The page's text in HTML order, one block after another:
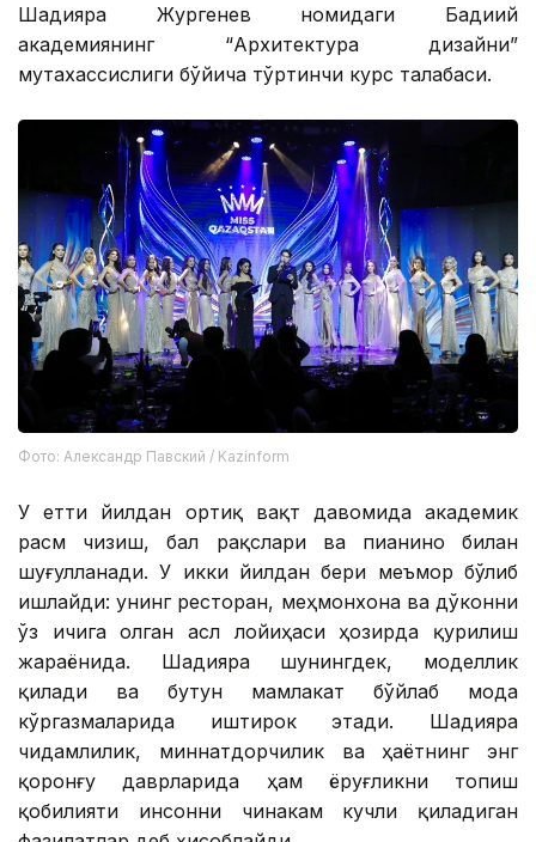
Шадияра Жургенев номидаги Бадиий
академиянинг “Архитектура дизайни”
мутахассислиги бўйича тўртинчи курс талабаси.
Фото: Александр Павский / Kazinform
У етти йилдан ортиқ вақт давомида академик
расм чизиш, бал рақслари ва пианино билан
шуғулланади. У икки йилдан бери меъмор бўлиб
ишлайди: унинг ресторан, меҳмонхона ва дўконни
ўз ичига олган асл лойиҳаси ҳозирда қурилиш
жараёнида. Шадияра шунингдек, моделлик
қилади ва бутун мамлакат бўйлаб мода
кўргазмаларида иштирок этади. Шадияра
чидамлилик, миннатдорчилик ва ҳаётнинг энг
қоронғу даврларида ҳам ёруғликни топиш
қобилияти инсонни чинакам кучли қиладиган